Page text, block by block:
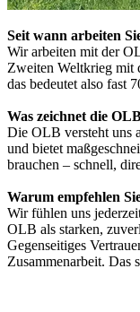
Seit wann arbeiten
Wir arbeiten mit der
Zweiten Weltkrieg mit
das bedeutet also fast
Was zeichnet die
Die OLB versteht uns
und bietet
brauchen – schnell,
Warum empfehlen
Wir fühlen uns
OLB als starken,
Gegenseitiges
Zusammenarbeit. Das